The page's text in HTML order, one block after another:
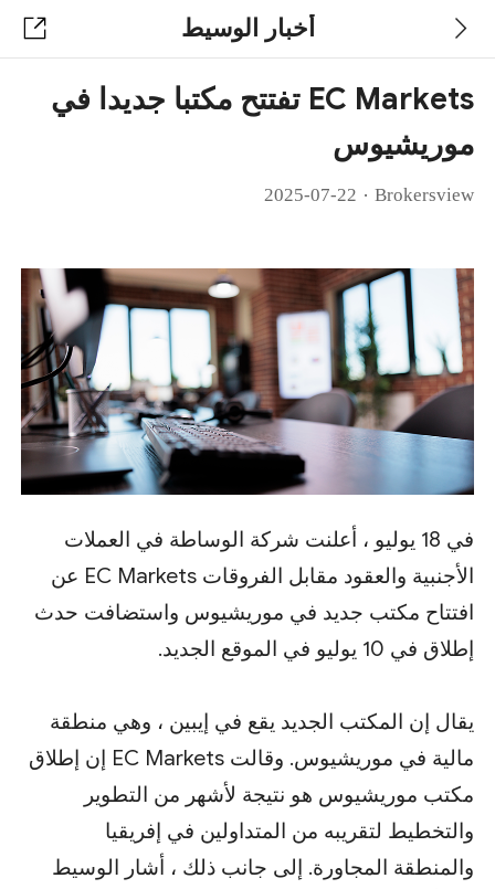
أخبار الوسيط
EC Markets تفتتح مكتبا جديدا في
موريشيوس
Brokersview
·
2025-07-22
في 18 يوليو ، أعلنت شركة الوساطة في العملات
الأجنبية والعقود مقابل الفروقات EC Markets عن
افتتاح مكتب جديد في موريشيوس واستضافت حدث
إطلاق في 10 يوليو في الموقع الجديد.
يقال إن المكتب الجديد يقع في إيبين ، وهي منطقة
مالية في موريشيوس. وقالت EC Markets إن إطلاق
مكتب موريشيوس هو نتيجة لأشهر من التطوير
والتخطيط لتقريبه من المتداولين في إفريقيا
والمنطقة المجاورة. إلى جانب ذلك ، أشار الوسيط